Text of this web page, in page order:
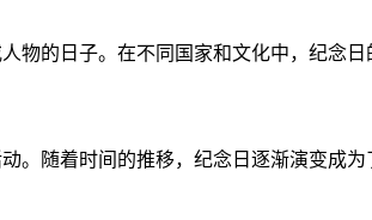
物的日子。在不同国家和文化中，纪念
。随着时间的推移，纪念日逐渐演变成